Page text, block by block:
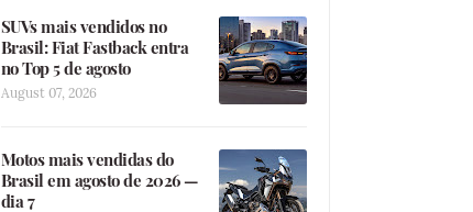
SUVs mais vendidos no
Brasil: Fiat Fastback entra
no Top 5 de agosto
August 07, 2026
Motos mais vendidas do
Brasil em agosto de 2026 —
dia 7